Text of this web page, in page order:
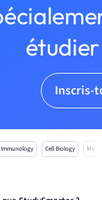
Inscris-
Immunology Cell Biology Mo